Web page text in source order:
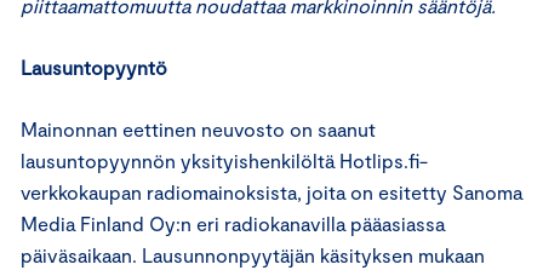
piittaamattomuutta noudattaa markkinoinnin sääntöjä.
Lausuntopyyntö
Mainonnan eettinen neuvosto on saanut
lausuntopyynnön yksityishenkilöltä Hotlips.fi-
verkkokaupan radiomainoksista, joita on esitetty Sanoma
Media Finland Oy:n eri radiokanavilla pääasiassa
päiväsaikaan. Lausunnonpyytäjän käsityksen mukaan